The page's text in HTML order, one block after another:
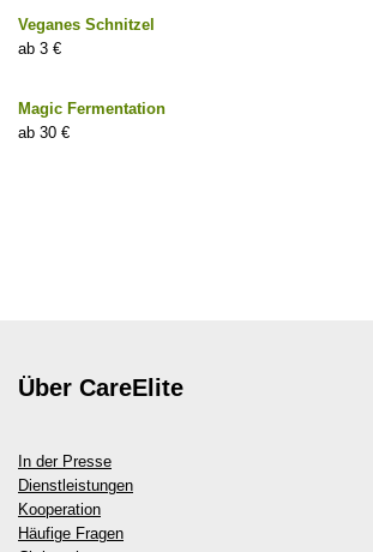
Veganes Schnitzel
3 €
Magic Fermentation
30 €
Über CareElite
In der Presse
Dienstleistungen
Kooperation
Häufige Fragen